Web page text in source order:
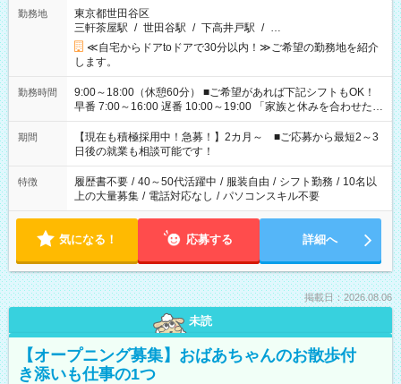
勤務地
東京都世田谷区
三軒茶屋駅 / 世田谷駅 / 下高井戸駅 / …
≪自宅からドアtoドアで30分以内！≫ご希望の勤務地を紹介
します。
勤務時間
9:00～18:00（休憩60分） ■ご希望があれば下記シフトもOK！
早番 7:00～16:00 遅番 10:00～19:00 「家族と休みを合わせた
い」 「余裕を持って夕飯の準備がしたい」 「できれば残業はし
たくない」 など、ご希望を教えてくださいね。 ※Wワーク希望
の方へ 今ご覧のお仕事で希望する勤務時間と、もう1つのお仕事
の勤務時間。 合計で週40時間を超える場合は応募できません。
期間
【現在も積極採用中！急募！】2カ月～ ■ご応募から最短2～3
日後の就業も相談可能です！
特徴 履歴書不要 / 40～50代活躍中 / 服装自由 / シフト勤務 / 10名以
上の大量募集 / 電話対応なし / パソコンスキル不要
気になる！ 応募する 詳細へ
掲載日：2026.08.06
未読
【オープニング募集】おばあちゃんのお散歩付
き添いも仕事の1つ